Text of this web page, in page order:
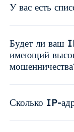
У вас есть
Будет ли ваш
имеющий
Сколько IP-